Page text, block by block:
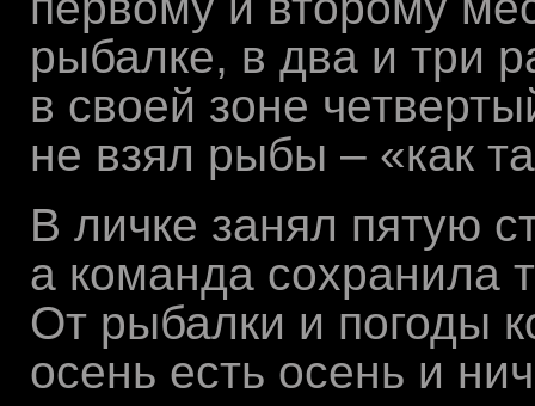
рыбалке, в два и три
в своей зоне
не взял рыбы – «как
В личке занял пятую
а команда сохранила
От рыбалки и погоды
осень есть осень и